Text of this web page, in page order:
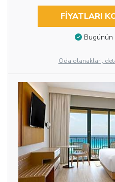
FIYATLARI
Bugünün
Oda olanakları,